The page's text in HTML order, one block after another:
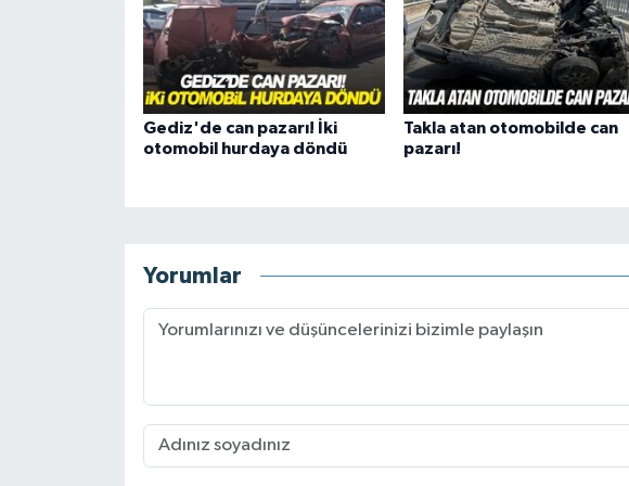
Gediz'de can pazarı! İki
otomobil hurdaya döndü
Takla atan otomobilde can
pazarı!
Yorumlar